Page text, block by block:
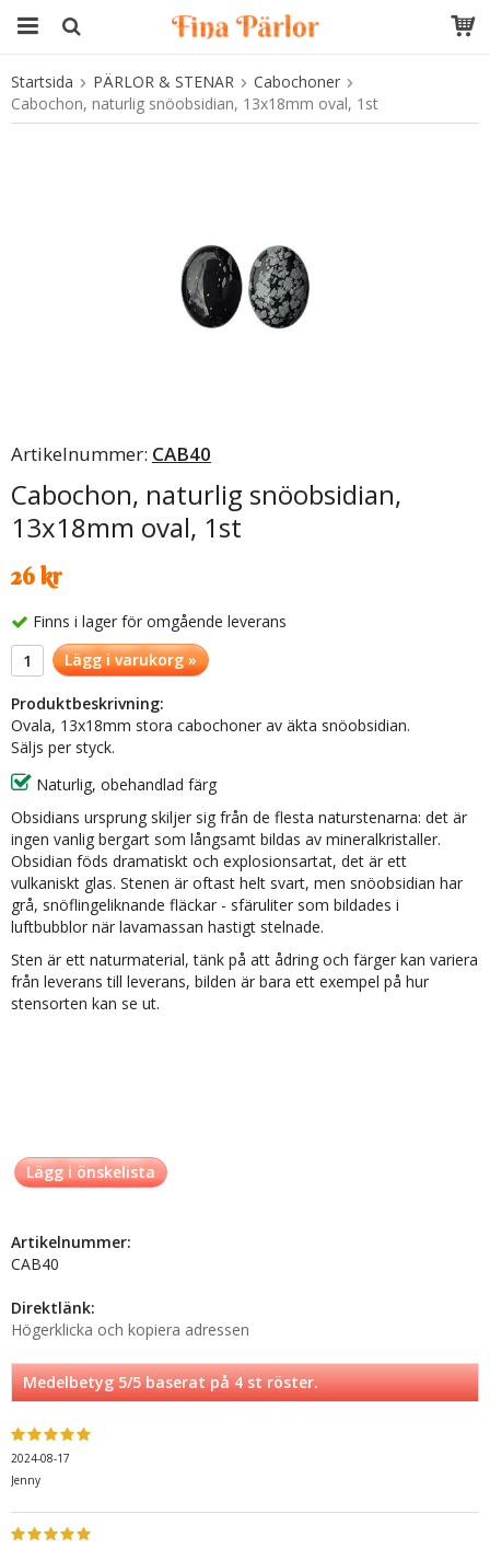
Produkten har blivit tillagd i varukorgen
Startsida PÄRLOR & STENAR
Cabochoner
Cabochon, naturlig snöobsidian, 13x18mm oval, 1st
Artikelnummer: CAB40
Cabochon, naturlig snöobsidian,
13x18mm oval, 1st
26 kr
Finns i lager för omgående leverans
Lägg i varukorg »
Produktbeskrivning:
Ovala, 13x18mm stora cabochoner av äkta snöobsidian.
Säljs per styck.
Naturlig, obehandlad färg
Obsidians ursprung skiljer sig från de flesta naturstenarna: det är
ingen vanlig bergart som långsamt bildas av mineralkristaller.
Obsidian föds dramatiskt och explosionsartat, det är ett
vulkaniskt glas. Stenen är oftast helt svart, men snöobsidian har
grå, snöflingeliknande fläckar - sfäruliter som bildades i
luftbubblor när lavamassan hastigt stelnade.
Sten är ett naturmaterial, tänk på att ådring och färger kan variera
från leverans till leverans, bilden är bara ett exempel på hur
stensorten kan se ut.
Lägg i önskelista
Artikelnummer:
CAB40
Direktlänk:
Högerklicka och kopiera adressen
Medelbetyg5/5 baserat på4st röster.
2024-08-17
Jenny